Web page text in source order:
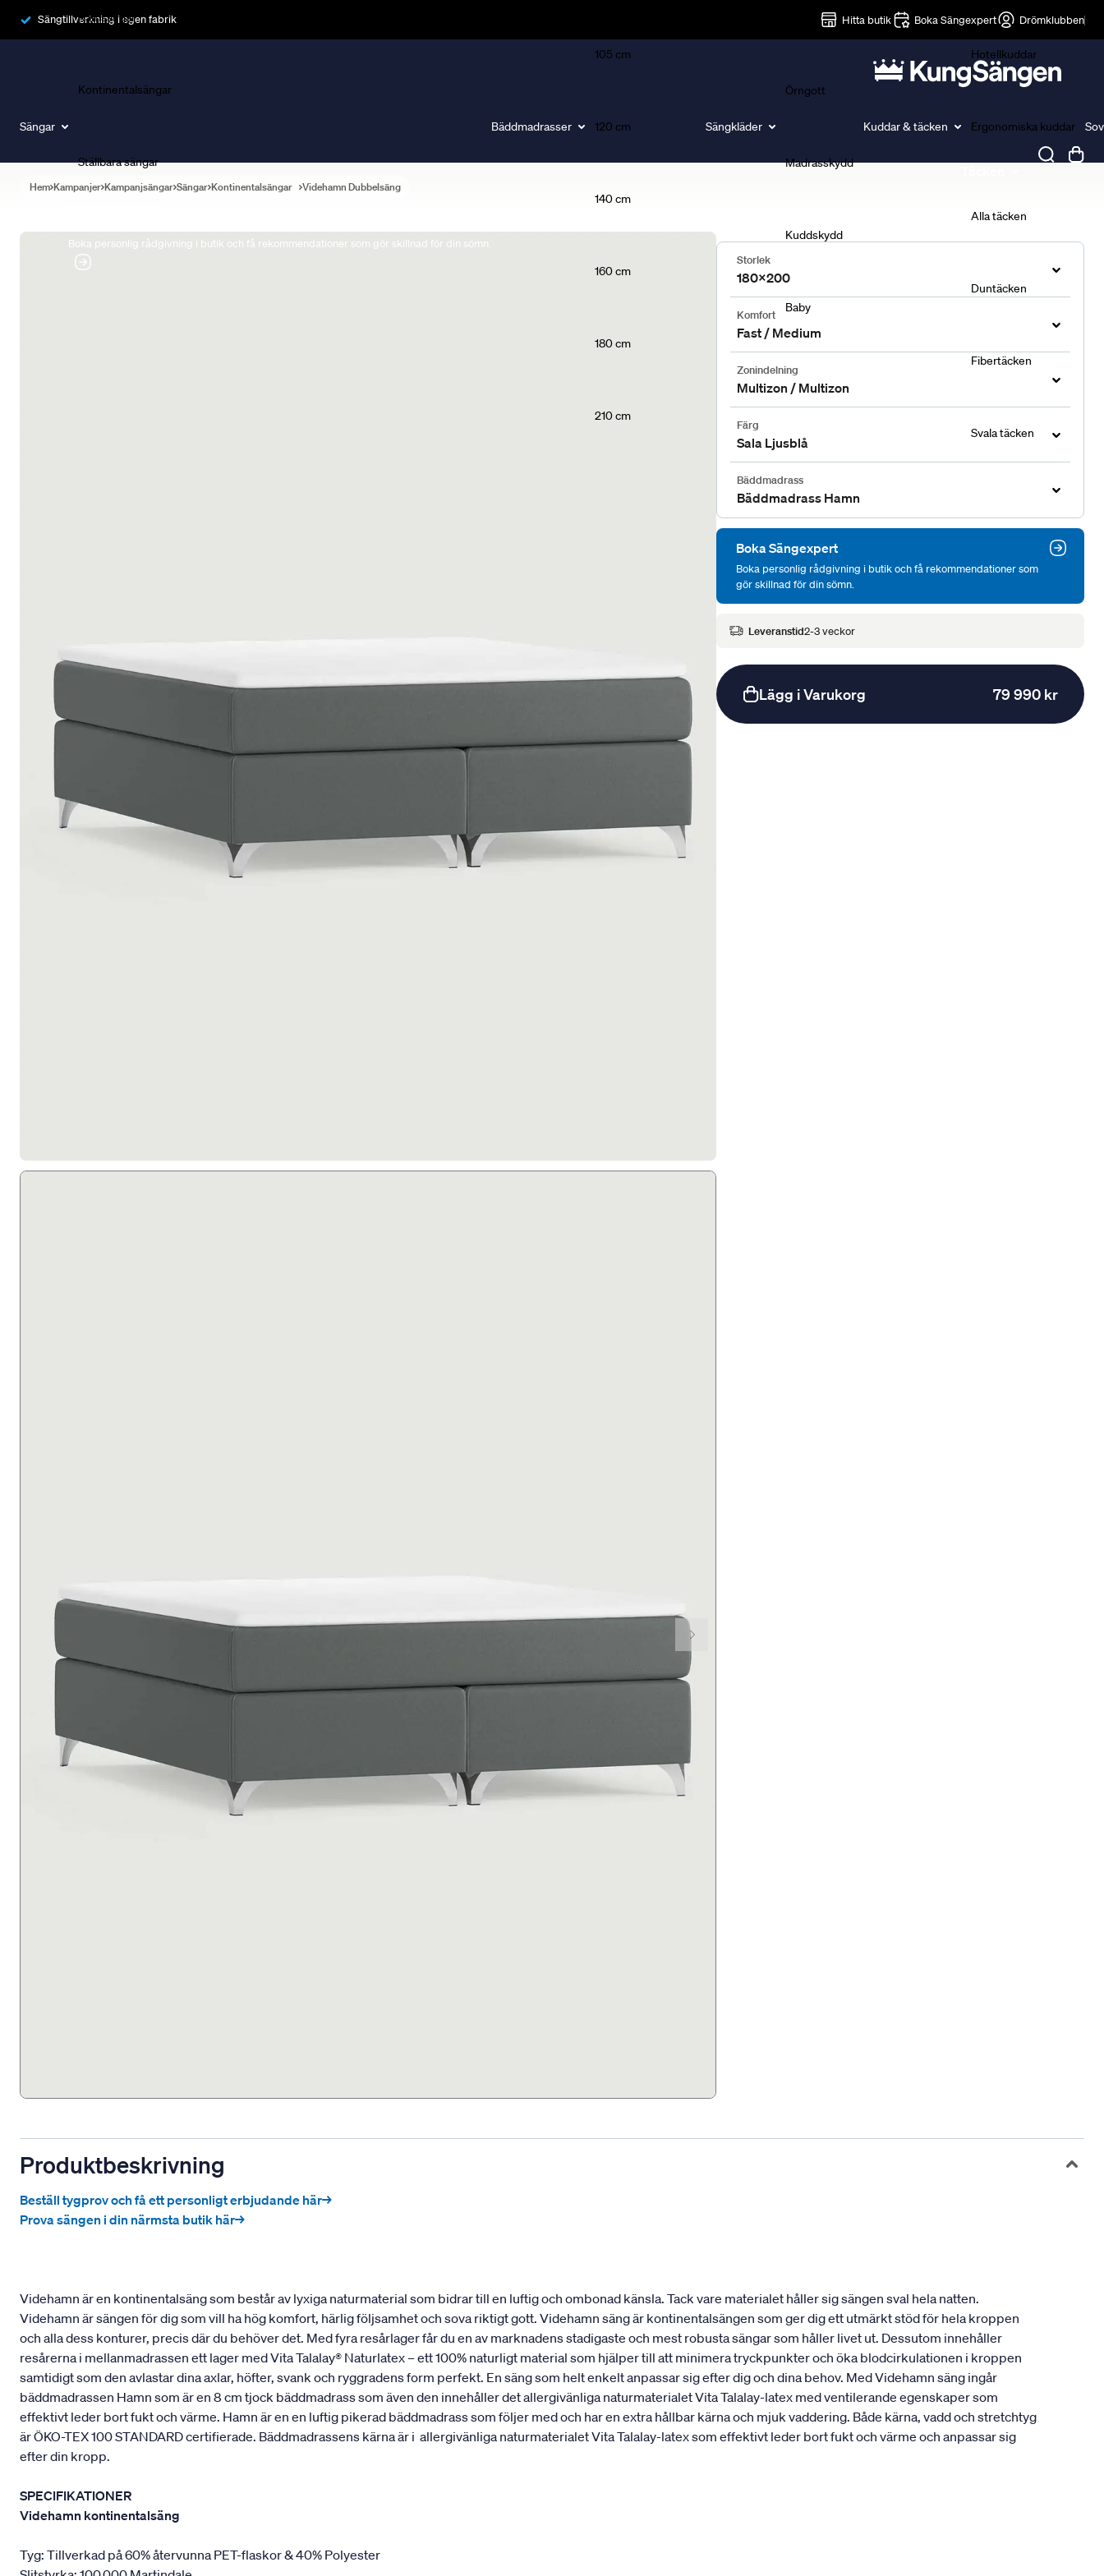
Sängtillverkning i egen fabrik Hitta butik Boka Sängexpert Drömklubben
Sängar
Ramsängar
Kontinentalsängar
Ställbara sängar
Boka personlig rådgivning i butik och få rekommendationer som gör skillnad för din sömn.
Bäddmadrasser
105 cm
120 cm
140 cm
160 cm
180 cm
210 cm
Sängkläder
Örngott
Madrasskydd
Kuddskydd
Baby
Kuddar & täcken
Hotellkuddar
Ergonomiska kuddar
Alla täcken
Duntäcken
Fibertäcken
Svala täcken
Hem Kampanjer Kampanjsängar Sängar Kontinentalsängar Videhamn Dubbelsäng
Storlek
180x200
Komfort
Fast / Medium
Zonindelning
Multizon / Multizon
Färg
Sala Ljusblå
Bäddmadrass
Bäddmadrass Hamn
Boka Sängexpert
Boka personlig rådgivning i butik och få rekommendationer som
gör skillnad för din sömn.
Leveranstid2-3 veckor
Lägg i Varukorg 79 990 kr
Produktbeskrivning
Beställ tygprov och få ett personligt erbjudande här→
Prova sängen i din närmsta butik här→
Videhamn är en kontinentalsäng som består av lyxiga naturmaterial som bidrar till en luftig och ombonad känsla. Tack vare materialet håller sig sängen sval hela natten.
Videhamn är sängen för dig som vill ha hög komfort, härlig följsamhet och sova riktigt gott. Videhamn säng är kontinentalsängen som ger dig ett utmärkt stöd för hela kroppen
och alla dess konturer, precis där du behöver det. Med fyra resårlager får du en av marknadens stadigaste och mest robusta sängar som håller livet ut. Dessutom innehåller
resårerna i mellanmadrassen ett lager med Vita Talalay® Naturlatex – ett 100% naturligt material som hjälper till att minimera tryckpunkter och öka blodcirkulationen i kroppen
samtidigt som den avlastar dina axlar, höfter, svank och ryggradens form perfekt. En säng som helt enkelt anpassar sig efter dig och dina behov. Med Videhamn säng ingår
bäddmadrassen Hamn som är en 8 cm tjock bäddmadrass som även den innehåller det allergivänliga naturmaterialet Vita Talalay-latex med ventilerande egenskaper som
effektivt leder bort fukt och värme. Hamn är en en luftig pikerad bäddmadrass som följer med och har en extra hållbar kärna och mjuk vaddering. Både kärna, vadd och stretchtyg
är ÖKO-TEX 100 STANDARD certifierade. Bäddmadrassens kärna är i allergivänliga naturmaterialet Vita Talalay-latex som effektivt leder bort fukt och värme och anpassar sig
efter din kropp.
SPECIFIKATIONER
Videhamn kontinentalsäng
Tyg: Tillverkad på 60% återvunna PET-flaskor & 40% Polyester